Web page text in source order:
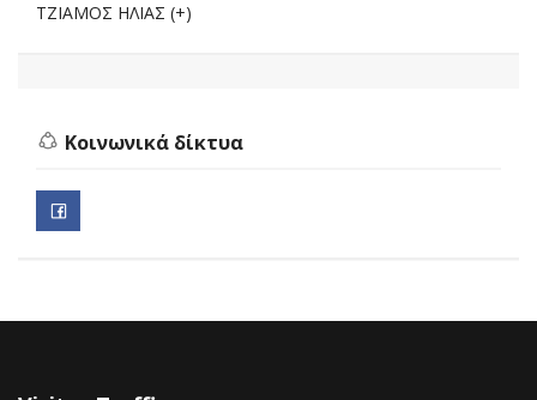
ΤΖΙΑΜΟΣ ΗΛΙΑΣ (+)
Κοινωνικά δίκτυα